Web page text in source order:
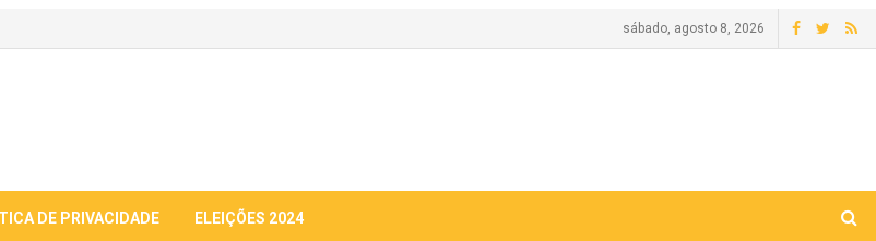
sábado, agosto 8, 2026
DE PRIVACIDADE ELEIÇÕES 2024